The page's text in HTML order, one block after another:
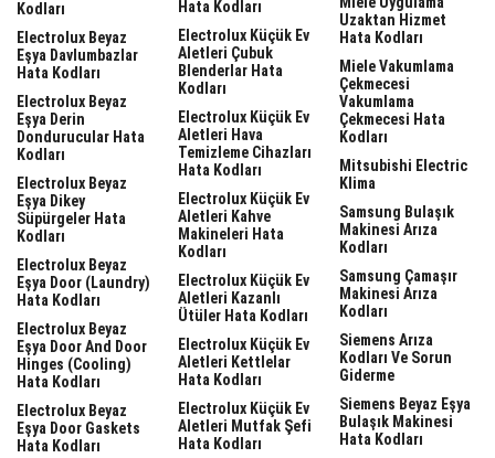
Kodları
Electrolux Beyaz
Eşya Davlumbazlar
Hata Kodları
Electrolux Beyaz
Eşya Derin
Dondurucular Hata
Kodları
Electrolux Beyaz
Eşya Dikey
Süpürgeler Hata
Kodları
Electrolux Beyaz
Eşya Door (laundry)
Hata Kodları
Electrolux Beyaz
Eşya Door And Door
Hinges (cooling)
Hata Kodları
Electrolux Beyaz
Eşya Door Gaskets
Hata Kodları
Hata Kodları
Electrolux Küçük Ev
Aletleri Çubuk
Blenderlar Hata
Kodları
Electrolux Küçük Ev
Aletleri Hava
Temizleme Cihazları
Hata Kodları
Electrolux Küçük Ev
Aletleri Kahve
Makineleri Hata
Kodları
Electrolux Küçük Ev
Aletleri Kazanlı
Ütüler Hata Kodları
Electrolux Küçük Ev
Aletleri Kettlelar
Hata Kodları
Electrolux Küçük Ev
Aletleri Mutfak Şefi
Hata Kodları
Uzaktan Hizmet
Hata Kodları
Miele Vakumlama
Çekmecesi
Vakumlama
Çekmecesi Hata
Kodları
Mitsubishi Electric
Klima
Samsung Bulaşık
Makinesi Arıza
Kodları
Samsung Çamaşır
Makinesi Arıza
Kodları
Siemens Arıza
Kodları Ve Sorun
Giderme
Siemens Beyaz Eşya
Bulaşık Makinesi
Hata Kodları